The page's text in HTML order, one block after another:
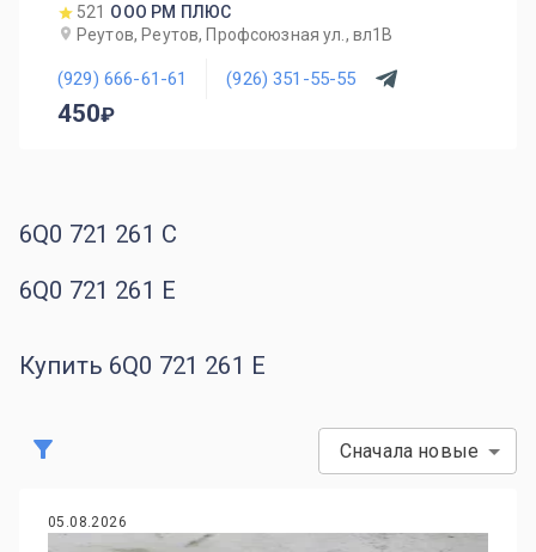
521 ООО РМ ПЛЮС
Реутов, Реутов, Профсоюзная ул., вл1В
(929) 666-61-61 (926) 351-55-55
450
6Q0 721 261 C
6Q0 721 261 E
Купить 6Q0 721 261 E
Сначала новые
05.08.2026